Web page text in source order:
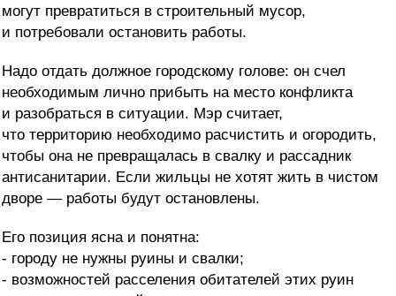
могут превратиться в строительный мусор,
и потребовали остановить работы.
Надо отдать должное городскому голове: он счел
необходимым лично прибыть на место конфликта
и разобраться в ситуации. Мэр считает,
что территорию необходимо расчистить и огородить,
чтобы она не превращалась в свалку и рассадник
антисанитарии. Если жильцы не хотят жить в чистом
дворе — работы будут остановлены.
Его позиция ясна и понятна:
- городу не нужны руины и свалки;
- возможностей расселения обитателей этих руин